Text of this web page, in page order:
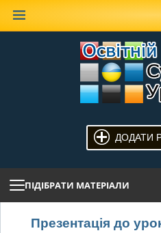
ДОДАТИ
ПІДІБРАТИ МАТЕРІАЛИ
Презентація до